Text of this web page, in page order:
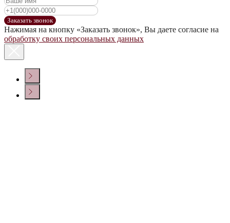
Заказать звонок
Нажимая на кнопку «Заказать звонок», Вы даете согласие на
обработку своих персональных данных